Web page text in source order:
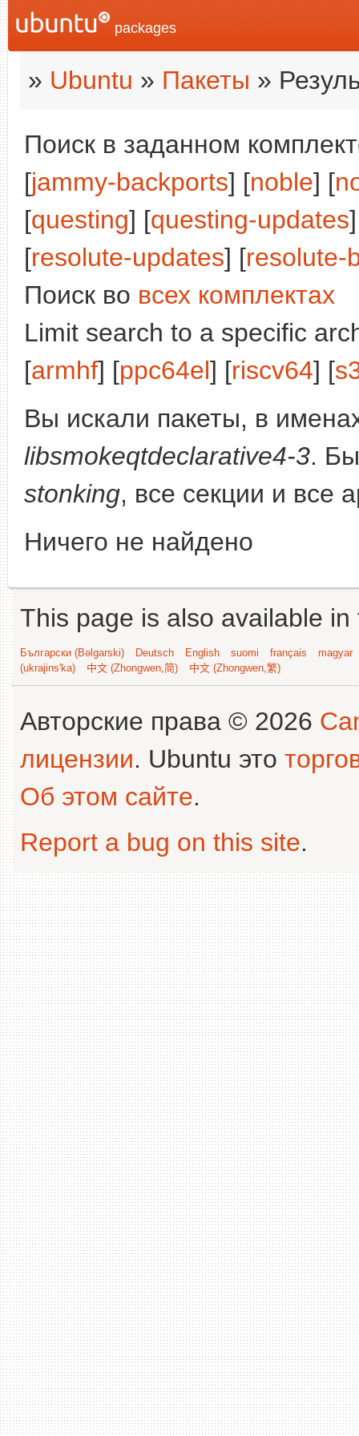
packages
» Ubuntu » Пакеты »
Поиск в заданном
[jammy-backports] [noble] [
[questing] [questing-updates
[resolute-updates] [resolute-
Поиск во всех комплектах
Limit search to a specific
[armhf] [ppc64el] [riscv64] [
Вы искали пакеты, в
libsmokeqtdeclarative4-3.
stonking, все секции и все
Ничего не найдено
This page is also available
Български (Bəlgarski) Deutsch English suomi français
magyar
(ukrajins'ka)
中文 (Zhongwen,简) 中文 (Zhongwen,繁)
Авторские права © 2026
лицензии. Ubuntu это
Об этом сайте.
Report a bug on this site.